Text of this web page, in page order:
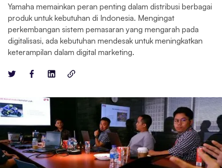
Yamaha memainkan peran penting dalam distribusi berbagai
produk untuk kebutuhan di Indonesia. Mengingat
perkembangan sistem pemasaran yang mengarah pada
digitalisasi, ada kebutuhan mendesak untuk meningkatkan
keterampilan dalam digital marketing.